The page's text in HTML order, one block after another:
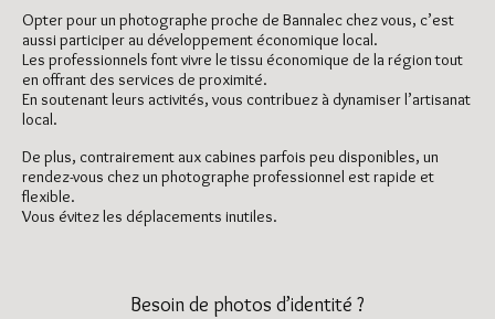
Opter pour un photographe proche de Bannalec chez vous, c’est
aussi participer au développement économique local.
Les professionnels font vivre le tissu économique de la région tout
en offrant des services de proximité.
En soutenant leurs activités, vous contribuez à dynamiser l’artisanat
local.
De plus, contrairement aux cabines parfois peu disponibles, un
rendez-vous chez un photographe professionnel est rapide et
flexible.
Vous évitez les déplacements inutiles.
Besoin de photos d’identité ?